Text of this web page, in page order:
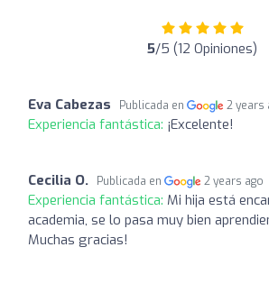
5/5 (12 Opiniones)
Eva Cabezas Publicada en 2 years
Experiencia fantástica: ¡Excelente!
Cecilia O. Publicada en 2 years ago
Experiencia fantástica: Mi hija está
academia, se lo pasa muy bien
Muchas gracias!